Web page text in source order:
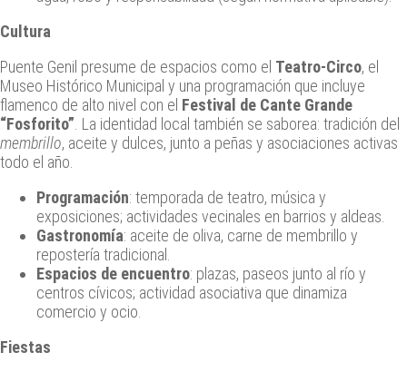
Cultura
Puente Genil presume de espacios como el Teatro-Circo, el
Museo Histórico Municipal y una programación que incluye
flamenco de alto nivel con el Festival de Cante Grande
“Fosforito” . La identidad local también se saborea: tradición del
membrillo, aceite y dulces, junto a peñas y asociaciones activas
todo el año.
Programación: temporada de teatro, música y
exposiciones; actividades vecinales en barrios y aldeas.
Gastronomía: aceite de oliva, carne de membrillo y
repostería tradicional.
Espacios de encuentro: plazas, paseos junto al río y
centros cívicos; actividad asociativa que dinamiza
comercio y ocio.
Fiestas